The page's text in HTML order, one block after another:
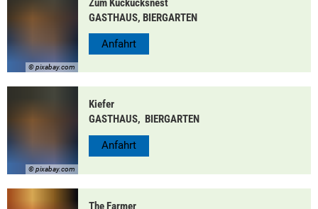
© pixabay.com
GASTHAUS, BIERGARTEN
Anfahrt
© pixabay.com
Kiefer
GASTHAUS, BIERGARTEN
Anfahrt
The Farmer